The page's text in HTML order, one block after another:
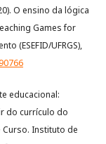
O ensino da lógica
Games for
(ESEFID/UFRGS),
educacional:
do currículo do
Curso. Instituto de